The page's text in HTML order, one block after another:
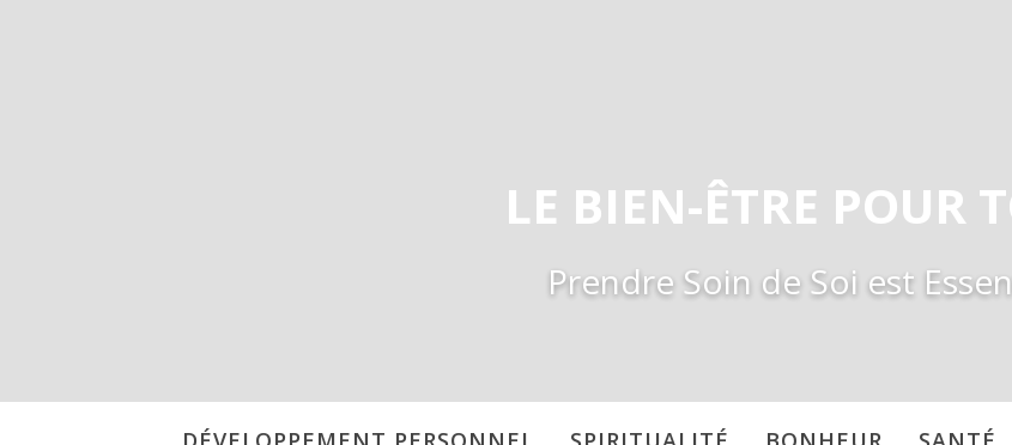
LE BIEN-ÊTRE POUR
Prendre Soin de Soi est